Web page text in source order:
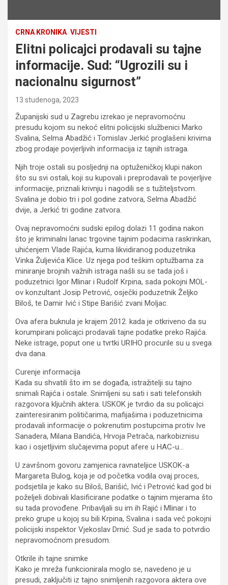
CRNA KRONIKA VIJESTI
Elitni policajci prodavali su tajne
informacije. Sud: “Ugrozili su i
nacionalnu sigurnost”
13 studenoga, 2023
Županijski sud u Zagrebu izrekao je nepravomoćnu
presudu kojom su nekoć elitni policijski službenici Marko
Svalina, Selma Abadžić i Tomislav Jerkić proglašeni krivima
zbog prodaje povjerljivih informacija iz tajnih istraga.
Njih troje ostali su posljednji na optuženičkoj klupi nakon
što su svi ostali, koji su kupovali i preprodavali te povjerljive
informacije, priznali krivnju i nagodili se s tužiteljstvom.
Svalina je dobio tri i pol godine zatvora, Selma Abadžić
dvije, a Jerkić tri godine zatvora.
Ovaj nepravomoćni sudski epilog dolazi 11 godina nakon
što je kriminalni lanac trgovine tajnim podacima raskrinkan,
uhićenjem Vlade Rajića, kuma likvidiranog poduzetnika
Vinka Žuljevića Klice. Uz njega pod teškim optužbama za
miniranje brojnih važnih istraga našli su se tada još i
poduzetnici Igor Mlinar i Rudolf Krpina, sada pokojni MOL-
ov konzultant Josip Petrović, osječki poduzetnik Željko
Biloš, te Damir Ivić i Stipe Barišić zvani Moljac.
Ova afera buknula je krajem 2012. kada je otkriveno da su
korumpirani policajci prodavali tajne podatke preko Rajića.
Neke istrage, poput one u tvrtki URIHO procurile su u svega
dva dana.
Curenje informacija
Kada su shvatili što im se događa, istražitelji su tajno
snimali Rajića i ostale. Snimljeni su sati i sati telefonskih
razgovora ključnih aktera. USKOK je tvrdio da su policajci
zainteresiranim političarima, mafijašima i poduzetnicima
prodavali informacije o pokrenutim postupcima protiv Ive
Sanadera, Milana Bandića, Hrvoja Petrača, narkobiznisu
kao i osjetljivim slučajevima poput afere u HAC-u…
U završnom govoru zamjenica ravnateljice USKOK-a
Margareta Bulog, koja je od početka vodila ovaj proces,
podsjetila je kako su Biloš, Barišić, Ivić i Petrović kad god bi
poželjeli dobivali klasificirane podatke o tajnim mjerama što
su tada provođene. Pribavljali su im ih Rajić i Mlinar i to
preko grupe u kojoj su bili Krpina, Svalina i sada već pokojni
policijski inspektor Vjekoslav Drnić. Sud je sada to potvrdio
nepravomoćnom presudom.
Otkrile ih tajne snimke
Kako je mreža funkcionirala moglo se, navedeno je u
presudi, zaključiti iz tajno snimljenih razgovora aktera ove